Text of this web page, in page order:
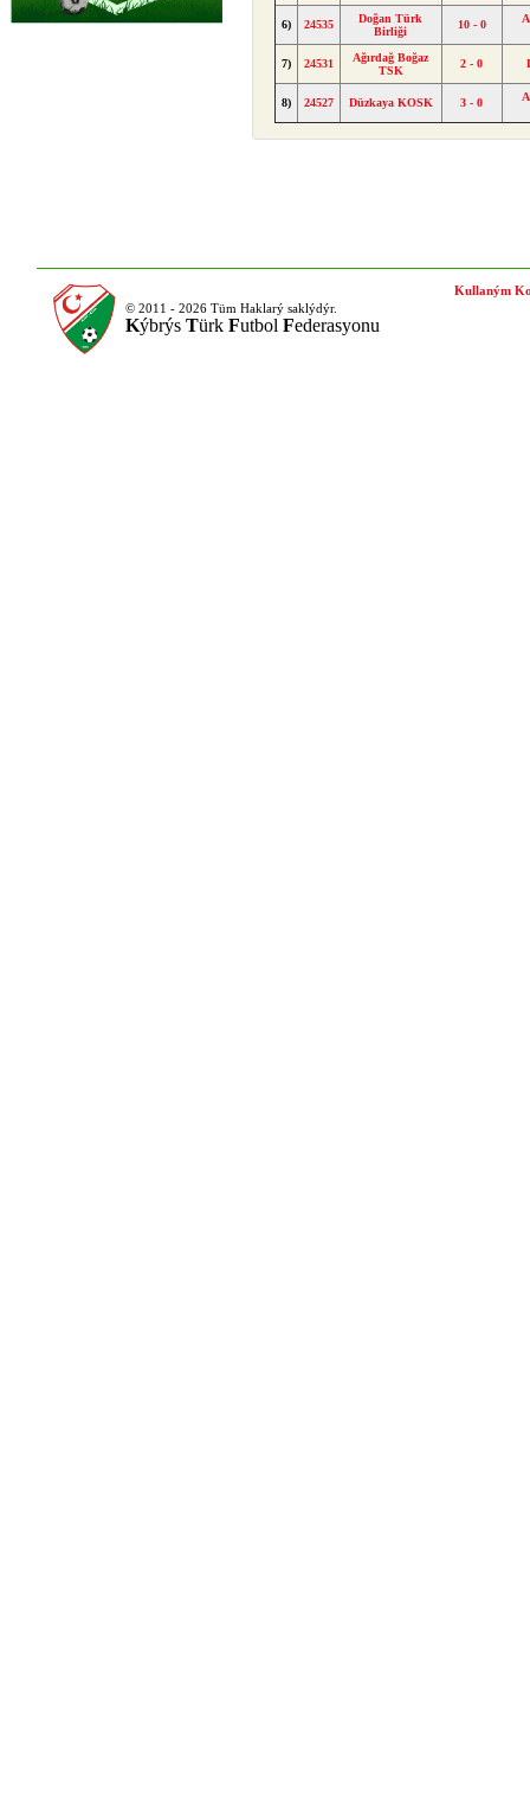
6) 24535
Doğan Türk
Birliği
10 - 0
7) 24531
Ağırdağ Boğaz
TSK
2 - 0
8) 24527 Düzkaya KOSK 3 - 0
© 2011 - 2026 Tüm Haklarý saklýdýr.
Kýbrýs Türk Futbol Federasyonu
Kullaným